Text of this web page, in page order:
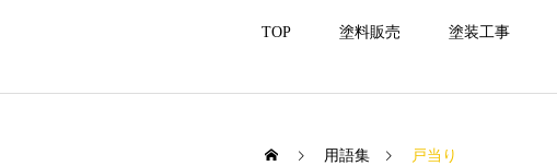
TOP 塗料販売 塗装工事
用語集 戸当り